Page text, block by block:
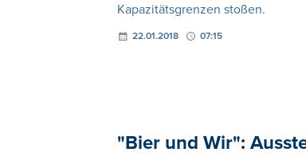
Kapazitätsgrenzen stoßen.
22.01.2018 07:15
"Bier und Wir":